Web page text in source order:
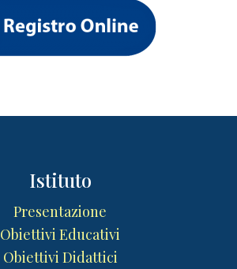
Istituto
Presentazione
Obiettivi Educativi
Obiettivi Didattici